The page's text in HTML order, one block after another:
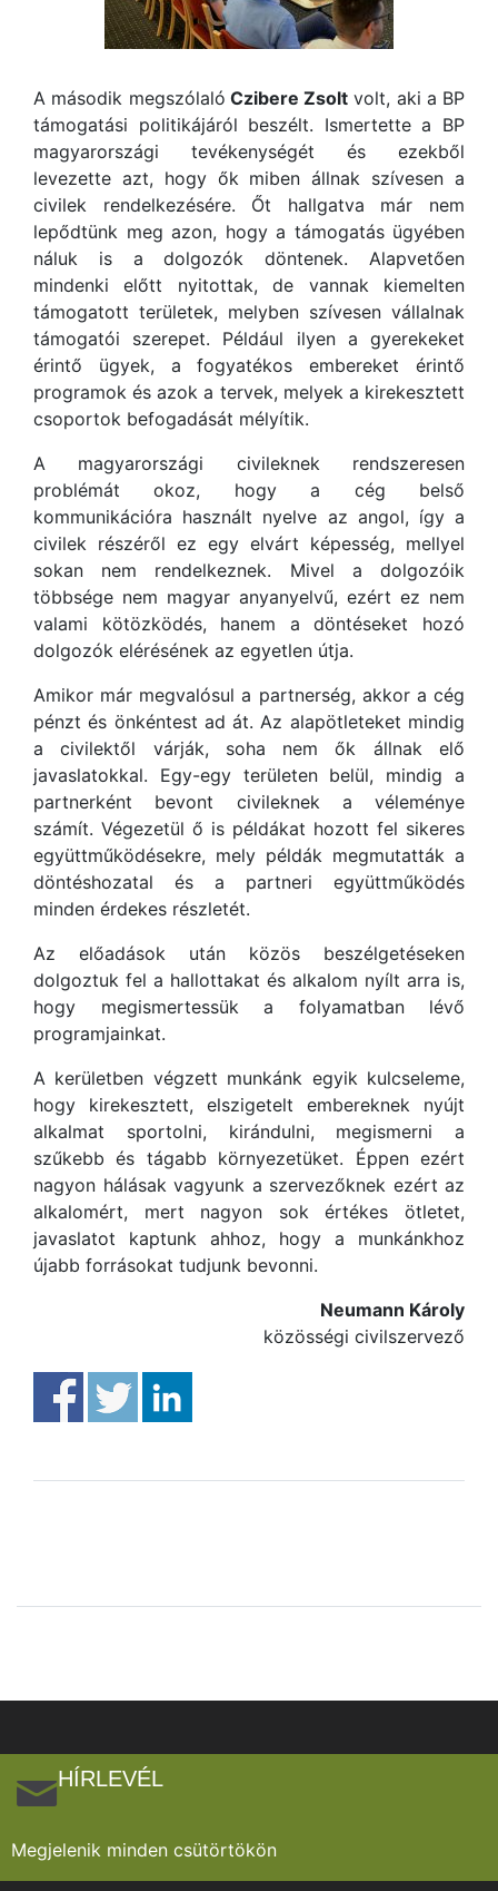
A második megszólaló Czibere Zsolt volt, aki a BP
támogatási politikájáról beszélt. Ismertette a BP
magyarországi tevékenységét és ezekből
levezette azt, hogy ők miben állnak szívesen a
civilek rendelkezésére. Őt hallgatva már nem
lepődtünk meg azon, hogy a támogatás ügyében
náluk is a dolgozók döntenek. Alapvetően
mindenki előtt nyitottak, de vannak kiemelten
támogatott területek, melyben szívesen vállalnak
támogatói szerepet. Például ilyen a gyerekeket
érintő ügyek, a fogyatékos embereket érintő
programok és azok a tervek, melyek a kirekesztett
csoportok befogadását mélyítik.
A magyarországi civileknek rendszeresen
problémát okoz, hogy a cég belső
kommunikációra használt nyelve az angol, így a
civilek részéről ez egy elvárt képesség, mellyel
sokan nem rendelkeznek. Mivel a dolgozóik
többsége nem magyar anyanyelvű, ezért ez nem
valami kötözködés, hanem a döntéseket hozó
dolgozók elérésének az egyetlen útja.
Amikor már megvalósul a partnerség, akkor a cég
pénzt és önkéntest ad át. Az alapötleteket mindig
a civilektől várják, soha nem ők állnak elő
javaslatokkal. Egy-egy területen belül, mindig a
partnerként bevont civileknek a véleménye
számít. Végezetül ő is példákat hozott fel sikeres
együttműködésekre, mely példák megmutatták a
döntéshozatal és a partneri együttműködés
minden érdekes részletét.
Az előadások után közös beszélgetéseken
dolgoztuk fel a hallottakat és alkalom nyílt arra is,
hogy megismertessük a folyamatban lévő
programjainkat.
A kerületben végzett munkánk egyik kulcseleme,
hogy kirekesztett, elszigetelt embereknek nyújt
alkalmat sportolni, kirándulni, megismerni a
szűkebb és tágabb környezetüket. Éppen ezért
nagyon hálásak vagyunk a szervezőknek ezért az
alkalomért, mert nagyon sok értékes ötletet,
javaslatot kaptunk ahhoz, hogy a munkánkhoz
újabb forrásokat tudjunk bevonni.
Neumann Károly
közösségi civilszervező
HÍRLEVÉL
Megjelenik minden csütörtökön